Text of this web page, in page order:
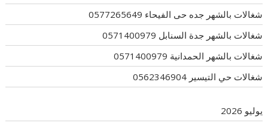
شغالات بالشهر جده حى الفيحاء 0577265649
شغالات بالشهر جدة السنابل 0571400979
شغالات بالشهر الحمدانية 0571400979
شغالات حي التيسير 0562346904
يوليو 2026